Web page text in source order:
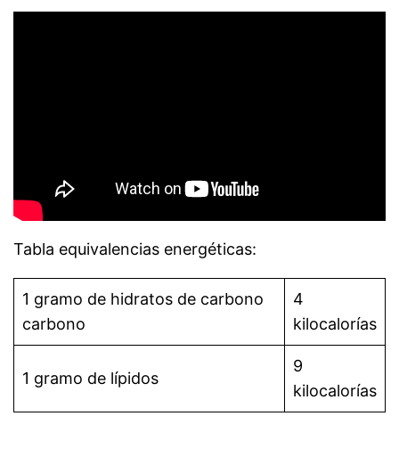
Tabla equivalencias energéticas:
1 gramo de hidratos de carbono
carbono
4
kilocalorías
1 gramo de lípidos
9
kilocalorías